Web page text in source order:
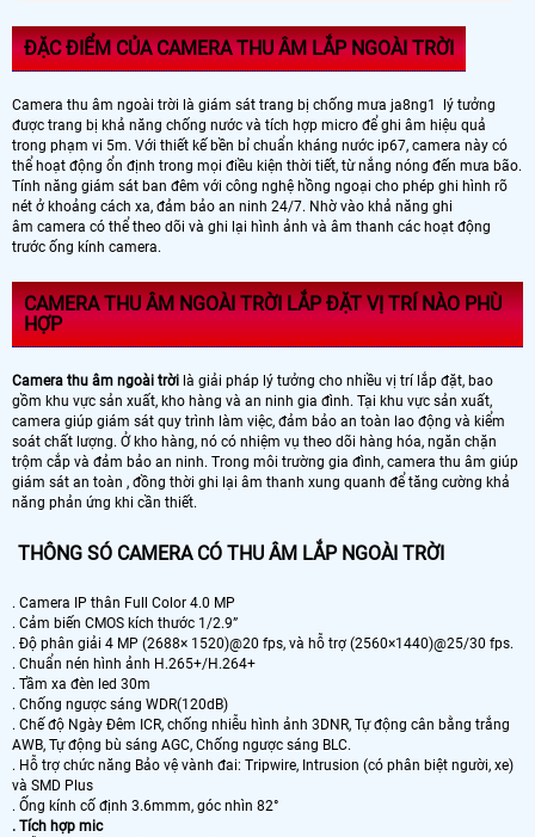
ĐẶC ĐIỂM CỦA CAMERA THU ÂM LẮP NGOÀI TRỜI
Camera thu âm ngoài trời là giám sát trang bị chống mưa ja8ng1 lý tưởng
được trang bị khả năng chống nước và tích hợp micro để ghi âm hiệu quả
trong phạm vi 5m. Với thiết kế bền bỉ chuẩn kháng nước ip67, camera này có
thể hoạt động ổn định trong mọi điều kiện thời tiết, từ nắng nóng đến mưa bão.
Tính năng giám sát ban đêm với công nghệ hồng ngoại cho phép ghi hình rõ
nét ở khoảng cách xa, đảm bảo an ninh 24/7. Nhờ vào khả năng ghi
âm camera có thể theo dõi và ghi lại hình ảnh và âm thanh các hoạt động
trước ống kính camera.
CAMERA THU ÂM NGOÀI TRỜI LẮP ĐẶT VỊ TRÍ NÀO PHÙ
HỢP
Camera thu âm ngoài trời là giải pháp lý tưởng cho nhiều vị trí lắp đặt, bao
gồm khu vực sản xuất, kho hàng và an ninh gia đình. Tại khu vực sản xuất,
camera giúp giám sát quy trình làm việc, đảm bảo an toàn lao động và kiểm
soát chất lượng. Ở kho hàng, nó có nhiệm vụ theo dõi hàng hóa, ngăn chặn
trộm cắp và đảm bảo an ninh. Trong môi trường gia đình, camera thu âm giúp
giám sát an toàn , đồng thời ghi lại âm thanh xung quanh để tăng cường khả
năng phản ứng khi cần thiết.
THÔNG SÓ CAMERA CÓ THU ÂM LẮP NGOÀI TRỜI
. Camera IP thân Full Color 4.0 MP
. Cảm biến CMOS kích thước 1/2.9”
. Độ phân giải 4 MP (2688× 1520)@20 fps, và hỗ trợ (2560×1440)@25/30 fps.
. Chuẩn nén hình ảnh H.265+/H.264+
. Tầm xa đèn led 30m
. Chống ngược sáng WDR(120dB)
. Chế độ Ngày Đêm ICR, chống nhiễu hình ảnh 3DNR, Tự động cân bằng trắng
AWB, Tự động bù sáng AGC, Chống ngược sáng BLC.
. Hỗ trợ chức năng Bảo vệ vành đai: Tripwire, Intrusion (có phân biệt người, xe)
và SMD Plus
. Ống kính cố định 3.6mmm, góc nhìn 82°
. Tích hợp mic